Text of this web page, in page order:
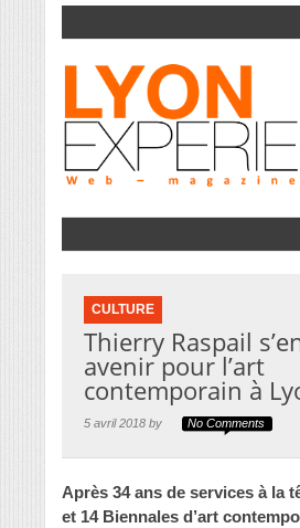
CULTURE
Thierry Raspail
avenir pour l’art
contemporain à
5 avril 2018 by No Comments
Après 34 ans de services à la
et 14 Biennales d’art